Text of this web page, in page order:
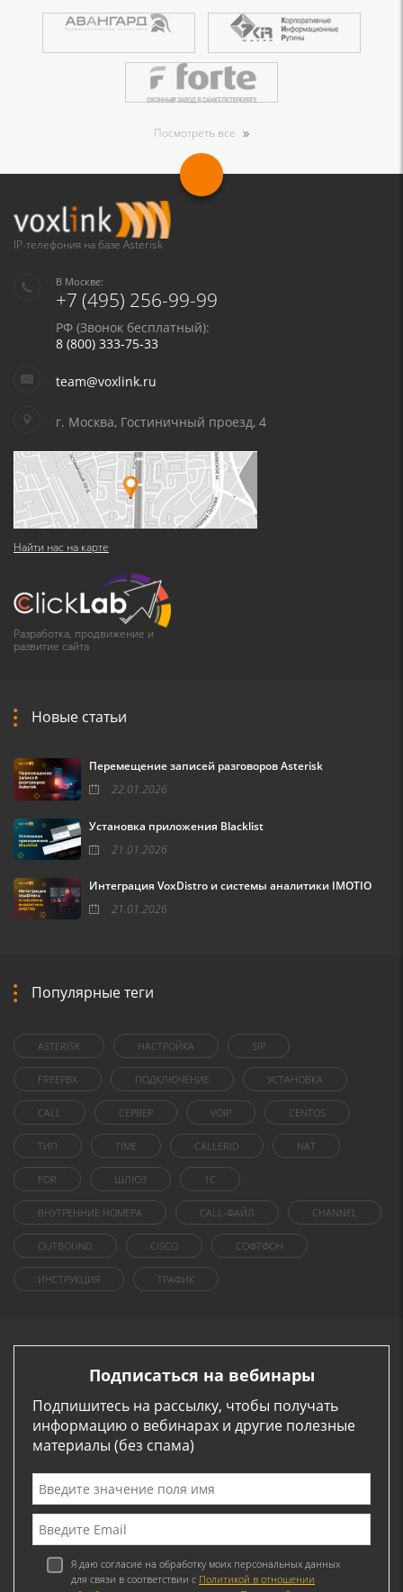
Посмотреть все
IP-телефония на базе Asterisk
В Москве:
+7 (495) 256-99-99
РФ (Звонок бесплатный):
8 (800) 333-75-33
team@voxlink.ru
г. Москва, Гостиничный проезд, 4
Найти нас на карте
Разработка, продвижение и
развитие сайта
Новые статьи
Перемещение записей разговоров Asterisk
22.01.2026
Установка приложения Blacklist
21.01.2026
Интеграция VoxDistro и системы аналитики IMOTIO
21.01.2026
Популярные теги
ASTERISK НАСТРОЙКА SIP
FREEPBX ПОДКЛЮЧЕНИЕ УСТАНОВКА
CALL СЕРВЕР VOIP CENTOS
ТИП TIME CALLERID NAT
FOR ШЛЮЗ 1C
ВНУТРЕННИЕ НОМЕРА CALL-ФАЙЛ CHANNEL
OUTBOUND CISCO СОФТФОН
ИНСТРУКЦИЯ ТРАФИК
Подписаться на вебинары
Подпишитесь на рассылку, чтобы получать
информацию о вебинарах и другие полезные
материалы (без спама)
Я даю согласие на обработку моих персональных данных
для связи в соответствии с Политикой в отношении